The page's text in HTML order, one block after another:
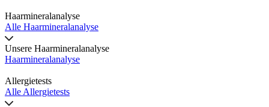
Haarmineralanalyse
Alle Haarmineralanalyse
Unsere Haarmineralanalyse
Haarmineralanalyse
Allergietests
Alle Allergietests